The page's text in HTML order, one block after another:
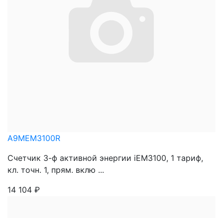
A9MEM3100R
Счетчик 3-ф активной энергии iEM3100, 1 тариф,
кл. точн. 1, прям. вклю ...
14 104 ₽